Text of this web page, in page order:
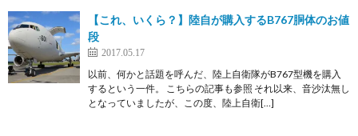
【これ、いくら？】陸自が購入するB767胴体のお値
段
2017.05.17
以前、何かと話題を呼んだ、陸上自衛隊がB767型機を購入
するという一件。 こちらの記事も参照 それ以来、音沙汰無し
となっていましたが、この度、陸上自衛[…]